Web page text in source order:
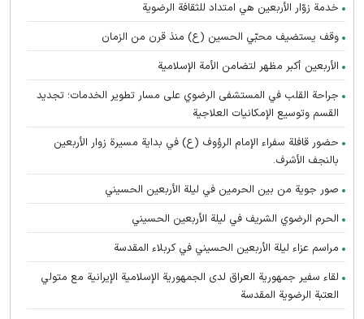
خدمة زوّار الأربعين هي امتداد للثقافة الرضوية
وقف يستضيف محبّي الحسين (ع) منذ قرن من الزمان
الأربعين أكبر مظهر لتضامن الأمة الإسلامية
جراحة القلب في المستشفى الرضوي على مسار تطوير الخدمات؛ تجديد
القسم وتوسيع الإمكانيات العلاجية
حضور قافلة سفراء الإمام الرؤوف (ع) في بدایة مسيرة زوار الأربعين
بالنجف الأشرف.
صور جوية من بين الحرمين في ليلة الأربعين الحسيني
الحرم الرضوي الشریف في ليلة الأربعين الحسيني
مراسم عزاء ليلة الأربعين الحسيني في كربلاء المقدسة
لقاء سفير جمهورية العراق لدى الجمهورية الإسلامية الإيرانية مع متولي
العتبة الرضوية المقدسة